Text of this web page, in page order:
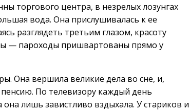
торгового центра, в незрелых лозунгах
вода. Она прислушивалась к ее
разглядеть третьим глазом, красоту
— пароходы пришвартованы прямо у
Она вершила великие дела во сне, и,
По телевизору каждый день
лишь завистливо вздыхала. У стариков и